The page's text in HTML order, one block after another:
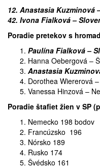
12. Anastasia Kuzminová
42. Ivona Fialková –
Poradie pretekov s
Paulína Fialková –
Hanna Oebergová –
Anastasia
Dorothea Wiererová
Vanessa Hinzová –
Poradie štafiet žien v SP
Nemecko 198 bodov
Francúzsko 196
Nórsko 189
Rusko 174
Švédsko 161